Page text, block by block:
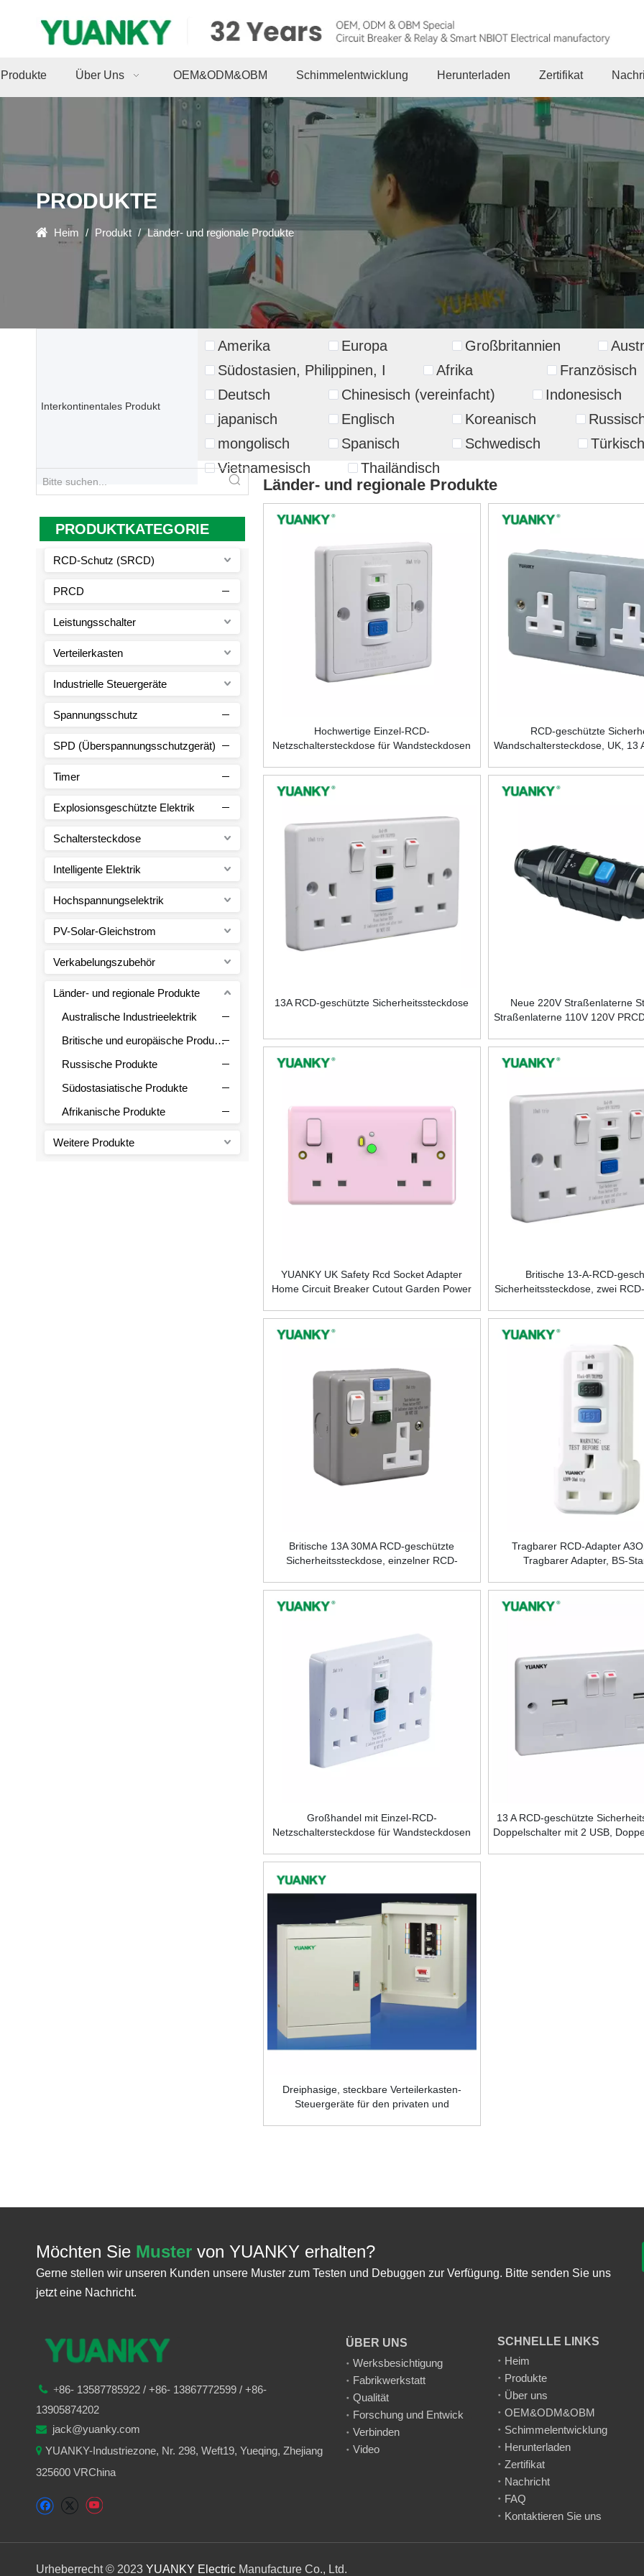
Produkte Über Uns OEM&ODM&OBM Schimmelentwicklung Herunterladen Zertifikat
PRODUKTE
Heim / Produkt / Länder- und regionale Produkte
Interkontinentales Produkt
Amerika Europa Großbritannien
Südostasien, Philippinen, I
Afrika Französisch
Deutsch
Chinesisch (vereinfacht) Indonesisch
japanisch
Englisch Koreanisch
mongolisch
Spanisch Schwedisch Türkisch
Vietnamesisch
Thailändisch
PRODUKTKATEGORIE
RCD-Schutz (SRCD)
PRCD
Leistungsschalter
Verteilerkasten
Industrielle Steuergeräte
Spannungsschutz
SPD (Überspannungsschutzgerät)
Timer
Explosionsgeschützte Elektrik
Schaltersteckdose
Intelligente Elektrik
Hochspannungselektrik
PV-Solar-Gleichstrom
Verkabelungszubehör
Länder- und regionale Produkte
Australische Industrieelektrik
Britische und europäische Produkte
Russische Produkte
Südostasiatische Produkte
Afrikanische Produkte
Weitere Produkte
Länder- und regionale Produkte
Hochwertige Einzel-RCD-
Netzschaltersteckdose für Wandsteckdosen
RCD-geschützte
Wandschaltersteckdose, UK, 13
13A RCD-geschützte Sicherheitssteckdose
Neue 220V Straßenlaterne
Straßenlaterne 110V 120V
YUANKY UK Safety Rcd Socket Adapter
Home Circuit Breaker Cutout Garden Power
Britische 13-A-RCD-
Sicherheitssteckdose, zwei
Britische 13A 30MA RCD-geschützte
Sicherheitssteckdose, einzelner RCD-
Tragbarer RCD-Adapter
Tragbarer Adapter, BS-
Großhandel mit Einzel-RCD-
Netzschaltersteckdose für Wandsteckdosen
13 A RCD-geschützte
Doppelschalter mit 2 USB,
Dreiphasige, steckbare Verteilerkasten-
Steuergeräte für den privaten und
Möchten Sie Muster von YUANKY erhalten?
Gerne stellen wir unseren Kunden unsere Muster zum Testen und Debuggen zur Verfügung. Bitte senden Sie uns
jetzt eine Nachricht.
 +86- 13587785922 / +86- 13867772599 / +86-
13905874202
 jack@yuanky.com
 YUANKY-Industriezone, Nr. 298, Weft19, Yueqing, Zhejiang
325600 VRChina
ÜBER UNS
Werksbesichtigung
Fabrikwerkstatt
Qualität
Verbinden
Video
SCHNELLE LINKS
Heim
Produkte
Über uns
OEM&ODM&OBM
Schimmelentwicklung
Herunterladen
Zertifikat
Nachricht
FAQ
Kontaktieren Sie uns
Urheberrecht © 2023 YUANKY Electric Manufacture Co., Ltd.